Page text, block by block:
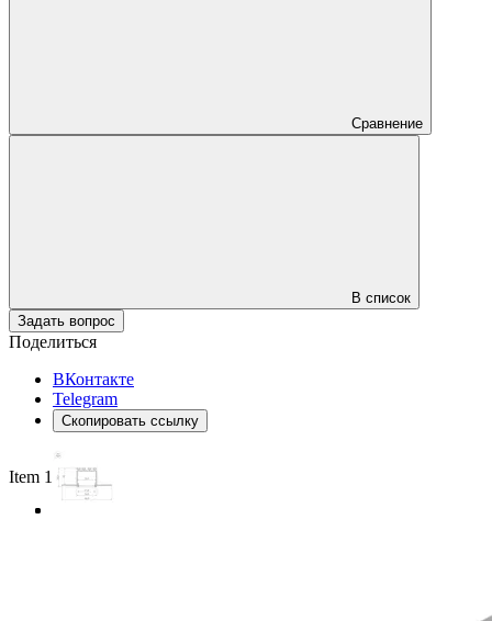
Сравнение
В список
Задать вопрос
Поделиться
ВКонтакте
Telegram
Скопировать ссылку
Item 1 of 3